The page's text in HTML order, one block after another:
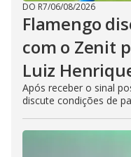
DO R7/06/08/2026
Flamengo
com o Zenit
Luiz
Após receber o sinal
discute condições de